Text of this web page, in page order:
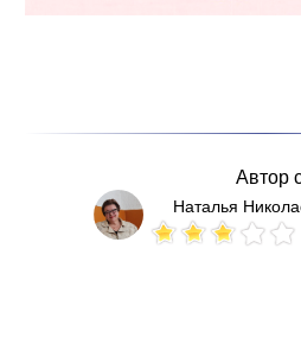
Автор
Наталья